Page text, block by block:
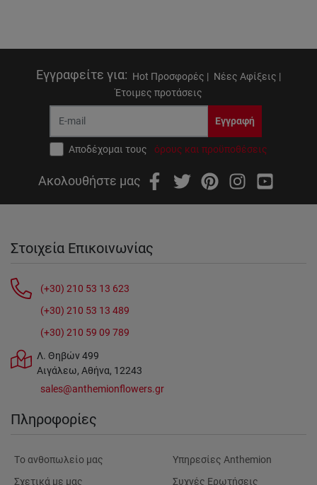
Εγγραφείτε για: Hot Προσφορές | Νέες Αφίξεις |
Έτοιμες προτάσεις
Εγγραφή
Αποδέχομαι τους όρους και προϋποθέσεις
Ακολουθήστε μας
Στοιχεία Επικοινωνίας
(+30) 210 53 13 623
(+30) 210 53 13 489
(+30) 210 59 09 789
Λ. Θηβών 499
Αιγάλεω, Αθήνα, 12243
sales@anthemionflowers.gr
Πληροφορίες
Tο ανθοπωλείο μας
Σχετικά με μας
Υπηρεσίες Anthemion
Συχνές Ερωτήσεις